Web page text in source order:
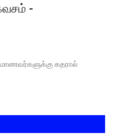
-
மாணவர்களுக்கு கதரால்